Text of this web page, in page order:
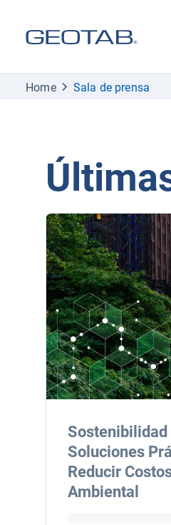
Home Sala de prensa
Sostenibilidad
Soluciones
Reducir
Ambiental